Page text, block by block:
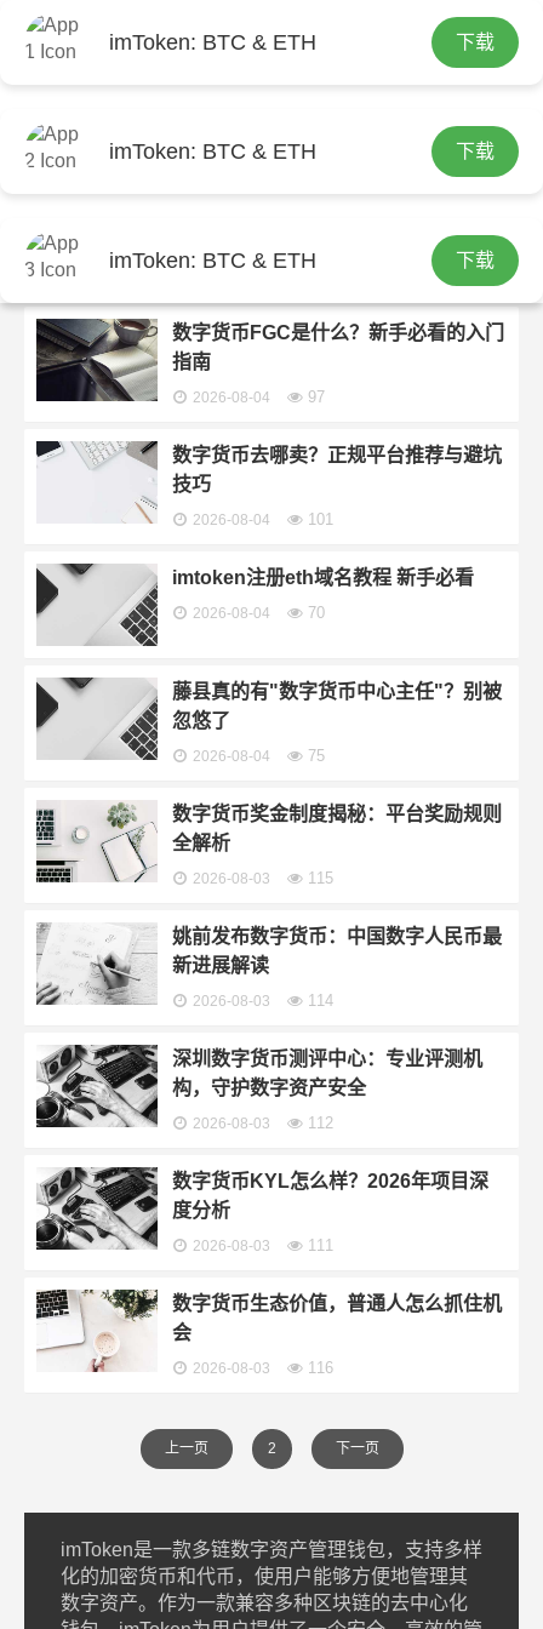
imToken: BTC & ETH 下载
imToken: BTC & ETH 下载
imToken: BTC & ETH 下载
首页
数字货币FGC是什么？新手必看的入门
指南
2026-08-04 97
数字货币去哪卖？正规平台推荐与避坑
技巧
2026-08-04 101
imtoken注册eth域名教程 新手必看
2026-08-04 70
藤县真的有"数字货币中心主任"？别被
忽悠了
2026-08-04 75
数字货币奖金制度揭秘：平台奖励规则
全解析
2026-08-03 115
姚前发布数字货币：中国数字人民币最
新进展解读
2026-08-03 114
深圳数字货币测评中心：专业评测机
构，守护数字资产安全
2026-08-03 112
数字货币KYL怎么样？2026年项目深
度分析
2026-08-03 111
数字货币生态价值，普通人怎么抓住机
会
2026-08-03 116
上一页 2 下一页
imToken是一款多链数字资产管理钱包，支持多样
化的加密货币和代币，使用户能够方便地管理其
数字资产。作为一款兼容多种区块链的去中心化